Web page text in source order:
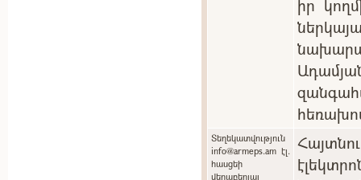
իր
Տեղեկատվություն
info@armeps.am էլ.
հասցեի
վերաբերյալ